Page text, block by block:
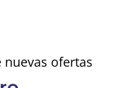
ofertas